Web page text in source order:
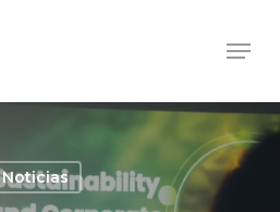
Noticias
Menu